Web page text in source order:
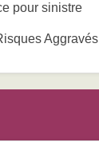
pour sinistre
Aggravés